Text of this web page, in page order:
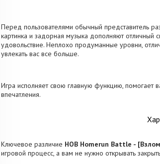
Перед пользователями обычный представитель
картинка и задорная музыка дополняют отличный
удовольствие. Неплохо продуманные уровни,
увлекать вас все больше.
Игра исполняет свою главную функцию, помогает
впечатления.
Ключевое различие HOB Homerun Battle -
игровой процесс, а вам не нужно открывать